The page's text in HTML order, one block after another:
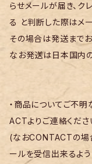
らせメールが届き、
る と判断した際はメ
その場合は発送までお
なお発送は日本国内の
・商品についてご不明
ACTよりご連絡くださ
(なおCONTACTの
ールを受信出来るよ